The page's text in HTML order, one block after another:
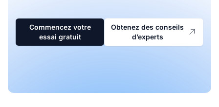
Commencez votre
essai gratuit
Obtenez des conseils
d’experts